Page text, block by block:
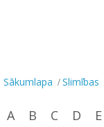
Sākumlapa Slimības
A B C D E